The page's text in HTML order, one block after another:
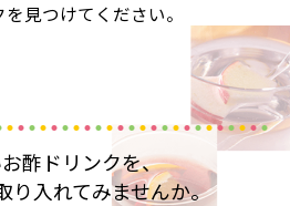
米飯用調味液
見つけてください。
酢ドリンクを、
り入れてみませんか。